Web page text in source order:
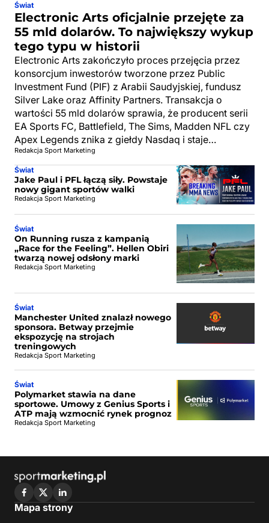
Świat
Electronic Arts oficjalnie przejęte za
55 mld dolarów. To największy wykup
tego typu w historii
Electronic Arts zakończyło proces przejęcia przez
konsorcjum inwestorów tworzone przez Public
Investment Fund (PIF) z Arabii Saudyjskiej, fundusz
Silver Lake oraz Affinity Partners. Transakcja o
wartości 55 mld dolarów sprawia, że producent serii
EA Sports FC, Battlefield, The Sims, Madden NFL czy
Apex Legends znika z giełdy Nasdaq i staje…
Redakcja Sport Marketing
Świat
Jake Paul i PFL łączą siły. Powstaje
nowy gigant sportów walki
Redakcja Sport Marketing
Świat
On Running rusza z kampanią
„Race for the Feeling”. Hellen Obiri
twarzą nowej odsłony marki
Redakcja Sport Marketing
Świat
Manchester United znalazł nowego
sponsora. Betway przejmie
ekspozycję na strojach
treningowych
Redakcja Sport Marketing
Świat
Polymarket stawia na dane
sportowe. Umowy z Genius Sports i
ATP mają wzmocnić rynek prognoz
Redakcja Sport Marketing
Mapa strony